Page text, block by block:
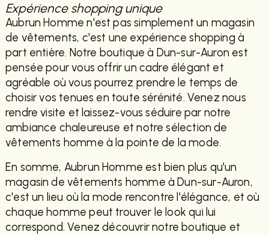
Expérience shopping unique
Aubrun Homme n'est pas simplement un magasin
de vêtements, c'est une expérience shopping à
part entière. Notre boutique à Dun-sur-Auron est
pensée pour vous offrir un cadre élégant et
agréable où vous pourrez prendre le temps de
choisir vos tenues en toute sérénité. Venez nous
rendre visite et laissez-vous séduire par notre
ambiance chaleureuse et notre sélection de
vêtements homme à la pointe de la mode.
En somme, Aubrun Homme est bien plus qu'un
magasin de vêtements homme à Dun-sur-Auron,
c'est un lieu où la mode rencontre l'élégance, et où
chaque homme peut trouver le look qui lui
correspond. Venez découvrir notre boutique et